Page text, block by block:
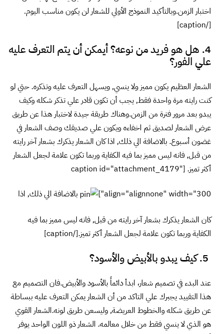
أكثر تميز. [caption id="attachment_4179"
align="alignnone" width="300"]
كان الشعار يذكرك بشعار آخر رايته من قبل, فانه ليس مميز بما فيه
الكفاية وربما تكون علامة لجعل الشعار أكثر تميز.[/caption]
5. كيف يبدو بالأبيض والأسود؟
عند البدء في تصميم شعار، ابدأ دائماً بالأسود والأبيض.فان التصميم مع
هذا التقييد يجبرك علي التاكد من أن الشعار يمكن التعرف عليه ببساطة
عن طريق شكله والخطوط العريضة, وليسعن طريق لونه.الشعار القوي
هو الذي لا ينسي فقط من خلال معالمه. الشعار ذو اللون الواحد يوفر
أيضا الاستفادة من استخدام العلامة التجارية الخاصة بك بسهولة في
الوسائط المتعددة ومع مختلف الخلفيات، والمواد المختلفة. [caption
id="attachment_4185" align="alignnone" width="300"]
أصبح التعرف علي شعار ناشيونال جيوغرافيك أكثر صعوبة
بمجرد ازالة اللون الأصفر.[/caption]
6. هل هو واضح ومميز في الأبعاد الصغيرة؟
طريقة اخري للتاكد من أن الشعارات بسيطة ويمكن التعرف عليها هو
تقليل النطاق لاسفل بشكل كبير.حتي عند دقة صغيرة جدا. ينبغي أن
يكون الشعار القوي لا يزال يمكن التعرف عليه بلمحة.وهذا أيضا اختبارا